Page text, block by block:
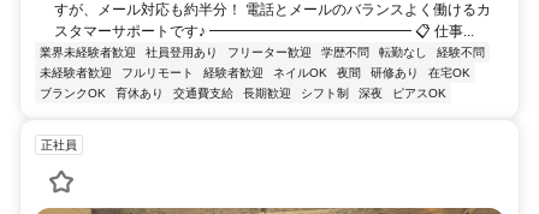
すが、メール対応も約半分！ 電話とメールのバランスよく働けるカ
スタマーサポートです♪ ━━━━━━━━━━━━━━ 📋 仕事...
業界未経験者歓迎 社員登用あり フリーター歓迎 学歴不問 転勤なし
経験不問
未経験者歓迎
フルリモート 経験者歓迎 ネイルOK 夜間 研修あり
在宅OK
ブランクOK
育休あり 交通費支給 長期歓迎 シフト制 深夜 ピアスOK
正社員